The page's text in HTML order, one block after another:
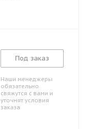
Под заказ
Наши менеджеры
обязательно
свяжутся с вами и
уточнят условия
заказа